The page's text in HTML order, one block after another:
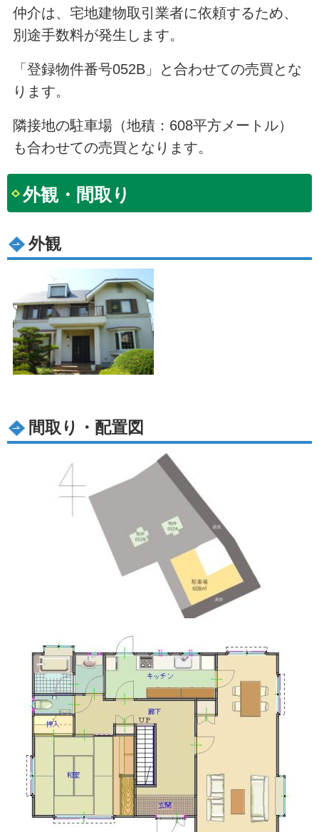
仲介は、宅地建物取引業者に依頼するため、
別途手数料が発生します。
「登録物件番号052B」と合わせての売買とな
ります。
隣接地の駐車場（地積：608平方メートル）
も合わせての売買となります。
外観・間取り
外観
間取り・配置図